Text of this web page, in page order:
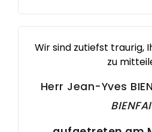
Wir sind zutiefst traurig,
zu
Herr Jean-Yves